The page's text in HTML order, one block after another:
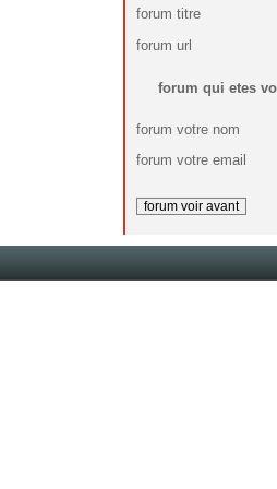
forum titre
forum url
forum qui etes
forum votre nom
forum votre email